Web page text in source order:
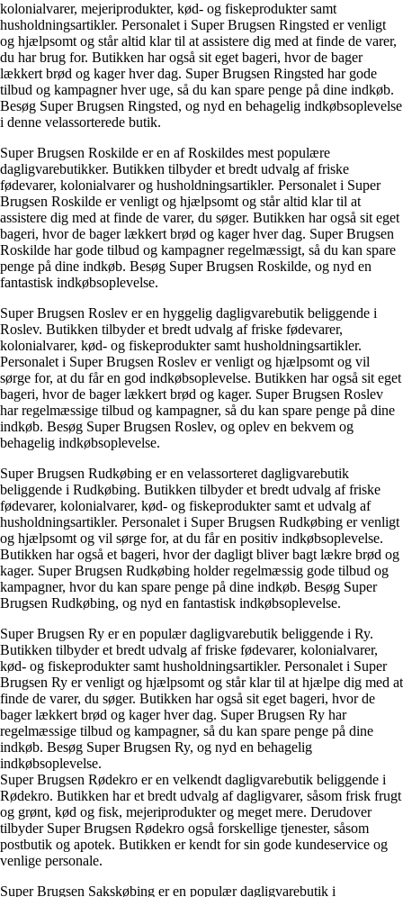
kolonialvarer, mejeriprodukter, kød- og fiskeprodukter samt
husholdningsartikler. Personalet i Super Brugsen Ringsted er venligt
og hjælpsomt og står altid klar til at assistere dig med at finde de varer,
du har brug for. Butikken har også sit eget bageri, hvor de bager
lækkert brød og kager hver dag. Super Brugsen Ringsted har gode
tilbud og kampagner hver uge, så du kan spare penge på dine indkøb.
Besøg Super Brugsen Ringsted, og nyd en behagelig indkøbsoplevelse
i denne velassorterede butik.
Super Brugsen Roskilde er en af ​​Roskildes mest populære
dagligvarebutikker. Butikken tilbyder et bredt udvalg af friske
fødevarer, kolonialvarer og husholdningsartikler. Personalet i Super
Brugsen Roskilde er venligt og hjælpsomt og står altid klar til at
assistere dig med at finde de varer, du søger. Butikken har også sit eget
bageri, hvor de bager lækkert brød og kager hver dag. Super Brugsen
Roskilde har gode tilbud og kampagner regelmæssigt, så du kan spare
penge på dine indkøb. Besøg Super Brugsen Roskilde, og nyd en
fantastisk indkøbsoplevelse.
Super Brugsen Roslev er en hyggelig dagligvarebutik beliggende i
Roslev. Butikken tilbyder et bredt udvalg af friske fødevarer,
kolonialvarer, kød- og fiskeprodukter samt husholdningsartikler.
Personalet i Super Brugsen Roslev er venligt og hjælpsomt og vil
sørge for, at du får en god indkøbsoplevelse. Butikken har også sit eget
bageri, hvor de bager lækkert brød og kager. Super Brugsen Roslev
har regelmæssige tilbud og kampagner, så du kan spare penge på dine
indkøb. Besøg Super Brugsen Roslev, og oplev en bekvem og
behagelig indkøbsoplevelse.
Super Brugsen Rudkøbing er en velassorteret dagligvarebutik
beliggende i Rudkøbing. Butikken tilbyder et bredt udvalg af friske
fødevarer, kolonialvarer, kød- og fiskeprodukter samt et udvalg af
husholdningsartikler. Personalet i Super Brugsen Rudkøbing er venligt
og hjælpsomt og vil sørge for, at du får en positiv indkøbsoplevelse.
Butikken har også et bageri, hvor der dagligt bliver bagt lækre brød og
kager. Super Brugsen Rudkøbing holder regelmæssig gode tilbud og
kampagner, hvor du kan spare penge på dine indkøb. Besøg Super
Brugsen Rudkøbing, og nyd en fantastisk indkøbsoplevelse.
Super Brugsen Ry er en populær dagligvarebutik beliggende i Ry.
Butikken tilbyder et bredt udvalg af friske fødevarer, kolonialvarer,
kød- og fiskeprodukter samt husholdningsartikler. Personalet i Super
Brugsen Ry er venligt og hjælpsomt og står klar til at hjælpe dig med at
finde de varer, du søger. Butikken har også sit eget bageri, hvor de
bager lækkert brød og kager hver dag. Super Brugsen Ry har
regelmæssige tilbud og kampagner, så du kan spare penge på dine
indkøb. Besøg Super Brugsen Ry, og nyd en behagelig
indkøbsoplevelse.
Super Brugsen Rødekro er en velkendt dagligvarebutik beliggende i
Rødekro. Butikken har et bredt udvalg af dagligvarer, såsom frisk frugt
og grønt, kød og fisk, mejeriprodukter og meget mere. Derudover
tilbyder Super Brugsen Rødekro også forskellige tjenester, såsom
postbutik og apotek. Butikken er kendt for sin gode kundeservice og
venlige personale.
Super Brugsen Sakskøbing er en populær dagligvarebutik i